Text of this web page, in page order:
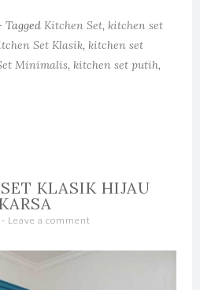
Tagged Kitchen Set, kitchen set
Set Klasik, kitchen set
Minimalis, kitchen set putih,
KLASIK HIJAU
Leave a comment